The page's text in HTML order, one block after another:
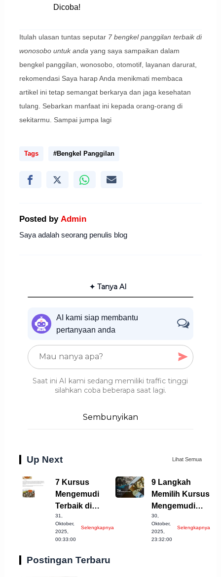
Dicoba!
Itulah ulasan tuntas seputar 7 bengkel panggilan terbaik di
wonosobo untuk anda yang saya sampaikan dalam
bengkel panggilan, wonosobo, otomotif, layanan darurat,
rekomendasi Saya harap Anda menikmati membaca
artikel ini tetap semangat berkarya dan jaga kesehatan
tulang. Sebarkan manfaat ini kepada orang-orang di
sekitarmu. Sampai jumpa lagi
Tags #Bengkel Panggilan
Posted by Admin
Saya adalah seorang penulis blog
✦ Tanya AI
AI kami siap membantu
pertanyaan anda
Saat ini AI kami sedang memiliki traffic tinggi
silahkan coba beberapa saat lagi.
Sembunyikan
Up Next Lihat Semua
7 Kursus
Mengemudi
Terbaik di
Lhokseumawe
yang Wajib
Dicoba!
31,
Oktober,
2025,
00:33:00
Selengkapnya
9 Langkah
Memilih Kursus
Mengemudi
Mobil Terbaik di
Denpasar
30,
Oktober,
2025,
23:32:00
Selengkapnya
Postingan Terbaru